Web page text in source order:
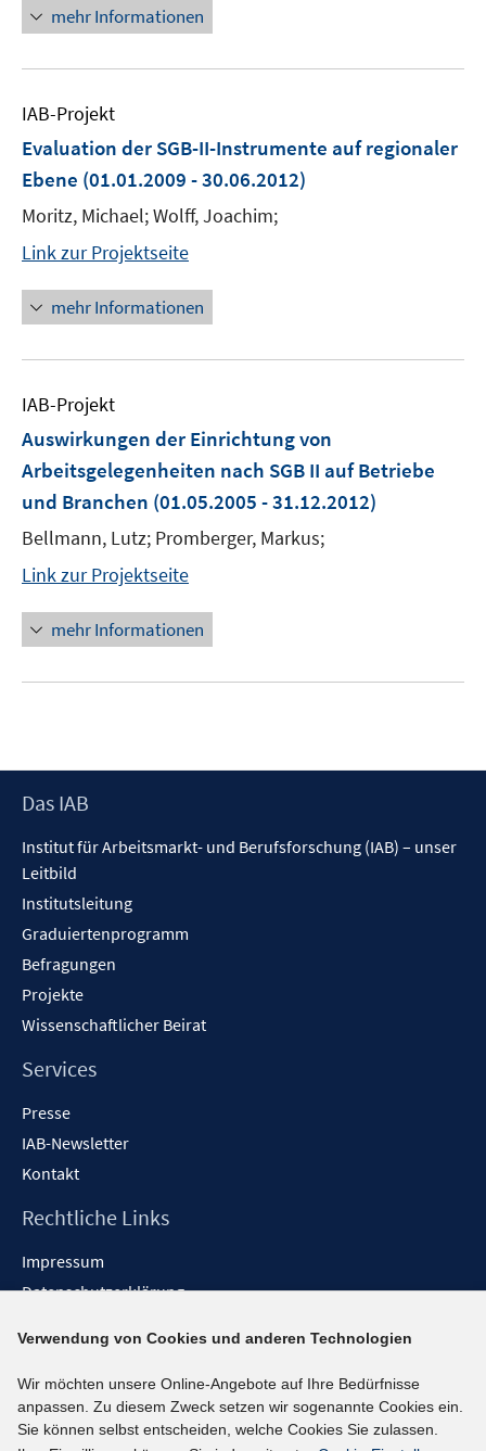
mehr Informationen
IAB-Projekt
Evaluation der SGB-II-Instrumente auf regionaler
Ebene (01.01.2009 - 30.06.2012)
Moritz, Michael; Wolff, Joachim;
Link zur Projektseite
mehr Informationen
IAB-Projekt
Auswirkungen der Einrichtung von
Arbeitsgelegenheiten nach SGB II auf Betriebe
und Branchen (01.05.2005 - 31.12.2012)
Bellmann, Lutz; Promberger, Markus;
Link zur Projektseite
mehr Informationen
Footer
Das IAB
Institut für Arbeitsmarkt- und Berufsforschung (IAB) – unser
Leitbild
Institutsleitung
Graduiertenprogramm
Befragungen
Projekte
Wissenschaftlicher Beirat
Services
Presse
IAB-Newsletter
Kontakt
Rechtliche Links
Impressum
Datenschutzerklärung
Barrieren melden
Social-Media-Kanäle
BlueSky
Verwendung von Cookies und anderen Technologien
Wir möchten unsere Online-Angebote auf Ihre Bedürfnisse
anpassen. Zu diesem Zweck setzen wir sogenannte Cookies ein.
Sie können selbst entscheiden, welche Cookies Sie zulassen.